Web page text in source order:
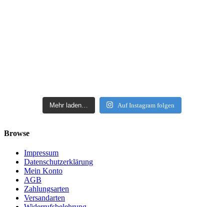
Mehr laden… Auf Instagram folgen
Browse
Impressum
Datenschutzerklärung
Mein Konto
AGB
Zahlungsarten
Versandarten